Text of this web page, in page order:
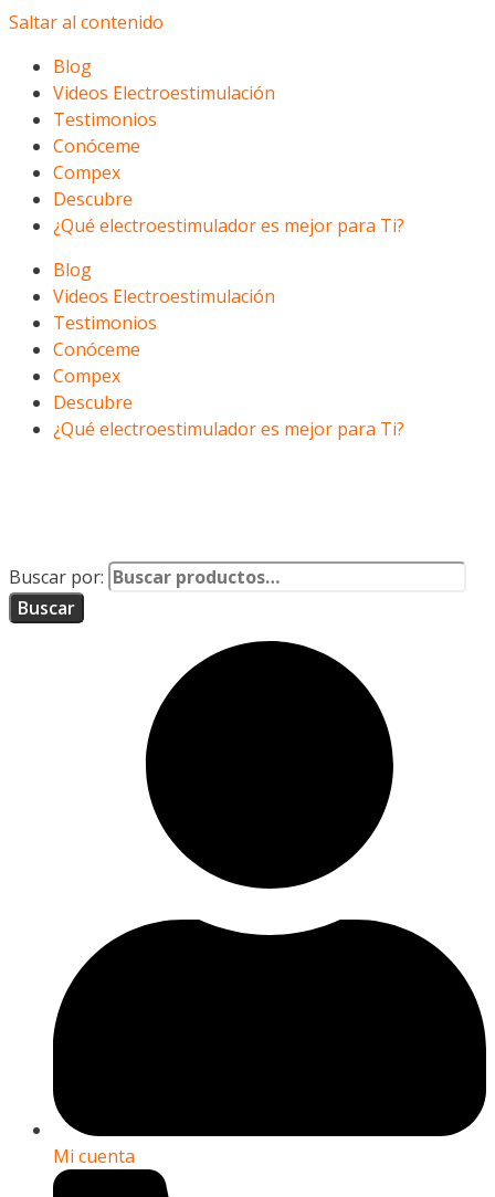
Saltar al contenido
Blog
Videos Electroestimulación
Testimonios
Conóceme
Compex
Descubre
¿Qué electroestimulador es mejor para Ti?
Blog
Videos Electroestimulación
Testimonios
Conóceme
Compex
Descubre
¿Qué electroestimulador es mejor para Ti?
Buscar por:
Buscar
Mi cuenta